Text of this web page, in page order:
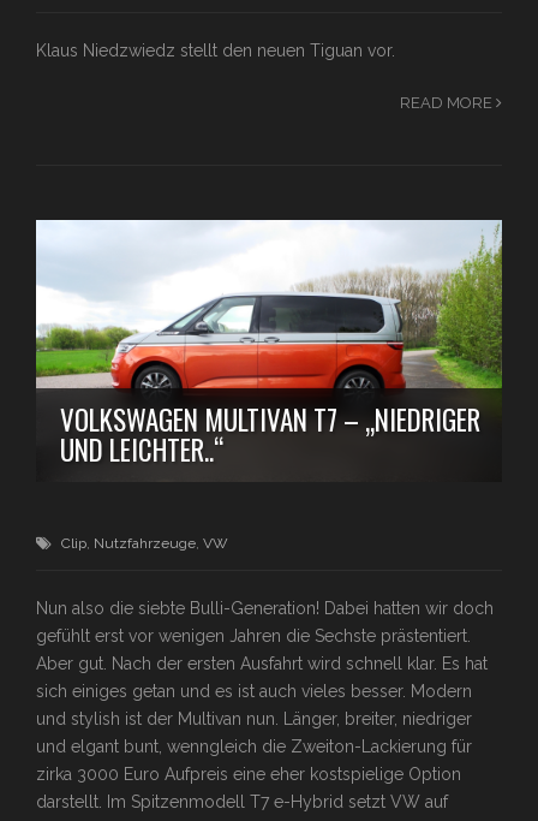
Klaus Niedzwiedz stellt den neuen Tiguan vor.
READ MORE
VOLKSWAGEN MULTIVAN T7 – „NIEDRIGER
UND LEICHTER..“
Clip Nutzfahrzeuge VW
Nun also die siebte Bulli-Generation! Dabei hatten wir doch
gefühlt erst vor wenigen Jahren die Sechste prästentiert.
Aber gut. Nach der ersten Ausfahrt wird schnell klar. Es hat
sich einiges getan und es ist auch vieles besser. Modern
und stylish ist der Multivan nun. Länger, breiter, niedriger
und elgant bunt, wenngleich die Zweiton-Lackierung für
zirka 3000 Euro Aufpreis eine eher kostspielige Option
darstellt. Im Spitzenmodell T7 e-Hybrid setzt VW auf